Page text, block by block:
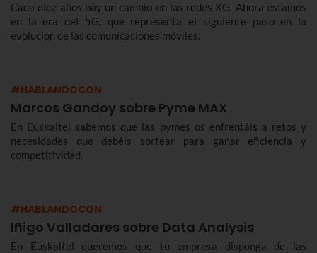
Cada diez años hay un cambio en las redes XG. Ahora estamos
en la era del 5G, que representa el siguiente paso en la
evolución de las comunicaciones móviles.
#HABLANDOCON
Marcos Gandoy sobre Pyme MAX
En Euskaltel sabemos que las pymes os enfrentáis a retos y
necesidades que debéis sortear para ganar eficiencia y
competitividad.
#HABLANDOCON
Iñigo Valladares sobre Data Analysis
En Euskaltel queremos que tu empresa disponga de las